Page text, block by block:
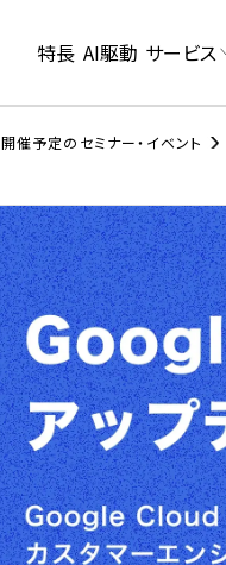
特長 AI駆動 サービス
開催予定のセミナー・イベント